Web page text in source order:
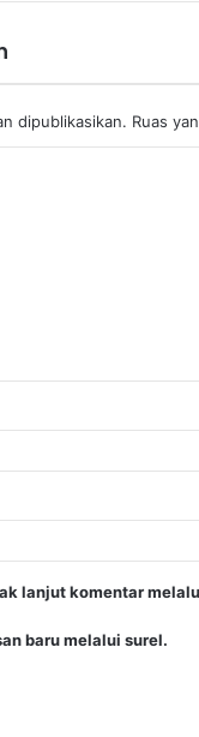
dipublikasikan. Ruas
lanjut komentar
baru melalui surel.